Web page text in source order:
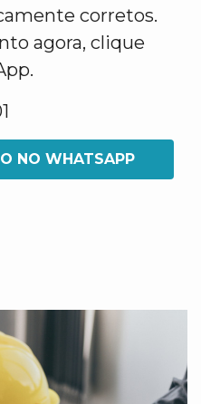
corretos.
agora, clique
NO WHATSAPP